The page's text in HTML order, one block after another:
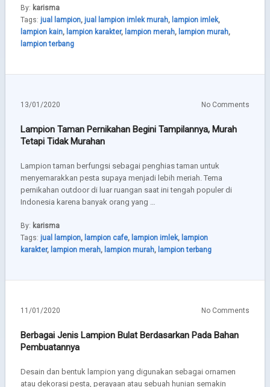
By: karisma
Tags: jual lampion, jual lampion imlek murah, lampion imlek,
lampion kain, lampion karakter, lampion merah, lampion murah,
lampion terbang
13/01/2020 No Comments
Lampion Taman Pernikahan Begini Tampilannya, Murah
Tetapi Tidak Murahan
Lampion taman berfungsi sebagai penghias taman untuk
menyemarakkan pesta supaya menjadi lebih meriah. Tema
pernikahan outdoor di luar ruangan saat ini tengah populer di
Indonesia karena banyak orang yang …
By: karisma
Tags: jual lampion, lampion cafe, lampion imlek, lampion
karakter, lampion merah, lampion murah, lampion terbang
11/01/2020 No Comments
Berbagai Jenis Lampion Bulat Berdasarkan Pada Bahan
Pembuatannya
Desain dan bentuk lampion yang digunakan sebagai ornamen
atau dekorasi pesta, perayaan atau sebuah hunian semakin